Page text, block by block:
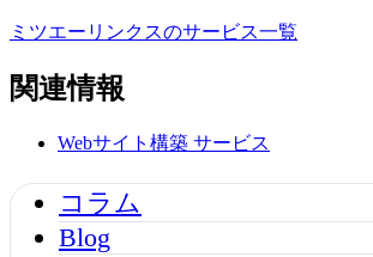
ミツエーリンクスのサービス一覧
関連情報
Webサイト構築 サービス
コラム
Blog